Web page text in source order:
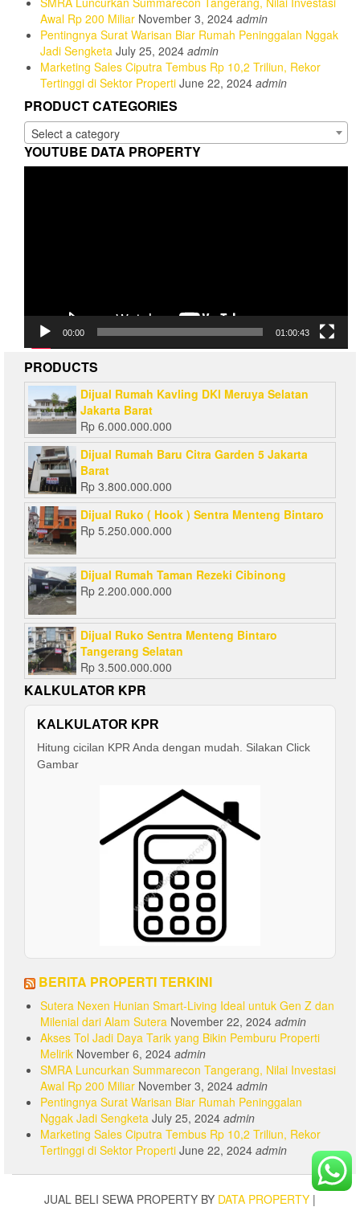
Awal Rp 200 Miliar November 3, 2024 admin
Pentingnya Surat Warisan Biar Rumah Peninggalan Nggak
Jadi Sengketa July 25, 2024 admin
Marketing Sales Ciputra Tembus Rp 10,2 Triliun, Rekor
Tertinggi di Sektor Properti June 22, 2024 admin
PRODUCT CATEGORIES
Select a category
YOUTUBE DATA PROPERTY
00:00 01:00:43
PRODUCTS
Dijual Rumah Kavling DKI Meruya Selatan
Jakarta Barat
Rp 6.000.000.000
Dijual Rumah Baru Citra Garden 5 Jakarta
Barat
Rp 3.800.000.000
Dijual Ruko ( Hook ) Sentra Menteng Bintaro
Rp 5.250.000.000
Dijual Rumah Taman Rezeki Cibinong
Rp 2.200.000.000
Dijual Ruko Sentra Menteng Bintaro
Tangerang Selatan
Rp 3.500.000.000
KALKULATOR KPR
KALKULATOR KPR
Hitung cicilan KPR Anda dengan mudah. Silakan Click
Gambar
BERITA PROPERTI TERKINI
Sutera Nexen Hunian Smart-Living Ideal untuk Gen Z dan
Milenial dari Alam Sutera November 22, 2024 admin
Akses Tol Jadi Daya Tarik yang Bikin Pemburu Properti
Melirik November 6, 2024 admin
SMRA Luncurkan Summarecon Tangerang, Nilai Investasi
Awal Rp 200 Miliar November 3, 2024 admin
Pentingnya Surat Warisan Biar Rumah Peninggalan
Nggak Jadi Sengketa July 25, 2024 admin
Marketing Sales Ciputra Tembus Rp 10,2 Triliun, Rekor
Tertinggi di Sektor Properti June 22, 2024 admin
JUAL BELI SEWA PROPERTY BY DATA PROPERTY |